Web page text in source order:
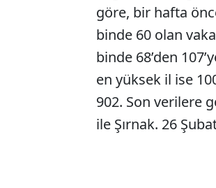
göre, bir hafta
binde 60 olan vaka
binde 68’den
en yüksek il ise
902. Son verilere
ile Şırnak. 26